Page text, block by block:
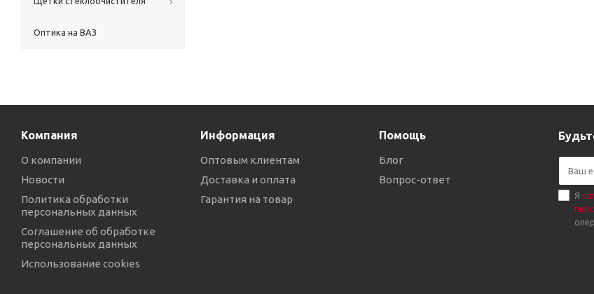
Оптика на ВАЗ
Компания
О компании
Новости
Политика обработки
персональных данных
Соглашение об обработке
персональных данных
Использование cookies
Информация
Оптовым клиентам
Доставка и оплата
Гарантия на товар
Помощь
Блог
Вопрос-ответ
Я